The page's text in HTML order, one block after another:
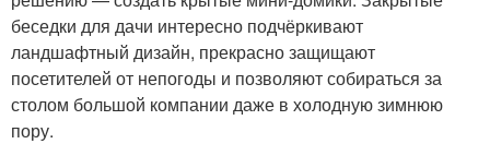
беседки для дачи интересно подчёркивают
ландшафтный дизайн, прекрасно защищают
посетителей от непогоды и позволяют собираться за
столом большой компании даже в холодную зимнюю
пору.